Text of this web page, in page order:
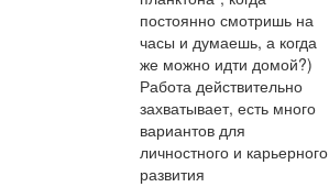
постоянно смотришь на
часы и думаешь, а когда
же можно идти домой?)
Работа действительно
захватывает, есть много
вариантов для
личностного и карьерного
развития